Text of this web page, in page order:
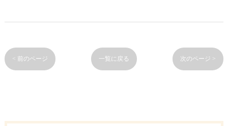
< 前のページ 一覧に戻る 次のページ >